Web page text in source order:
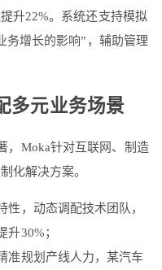
升22%。系统还支持模拟
务增长的影响”，辅助管理
多元业务场景
，Moka针对互联网、制造
化解决方案。
性，动态调配技术团队，
30%；
准规划产线人力，某汽车